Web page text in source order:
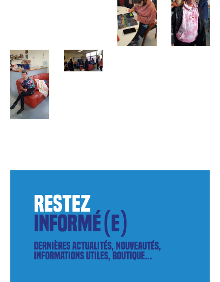
restez
informé(e)
Dernières actualités, nouveautés,
informations utiles, boutique...